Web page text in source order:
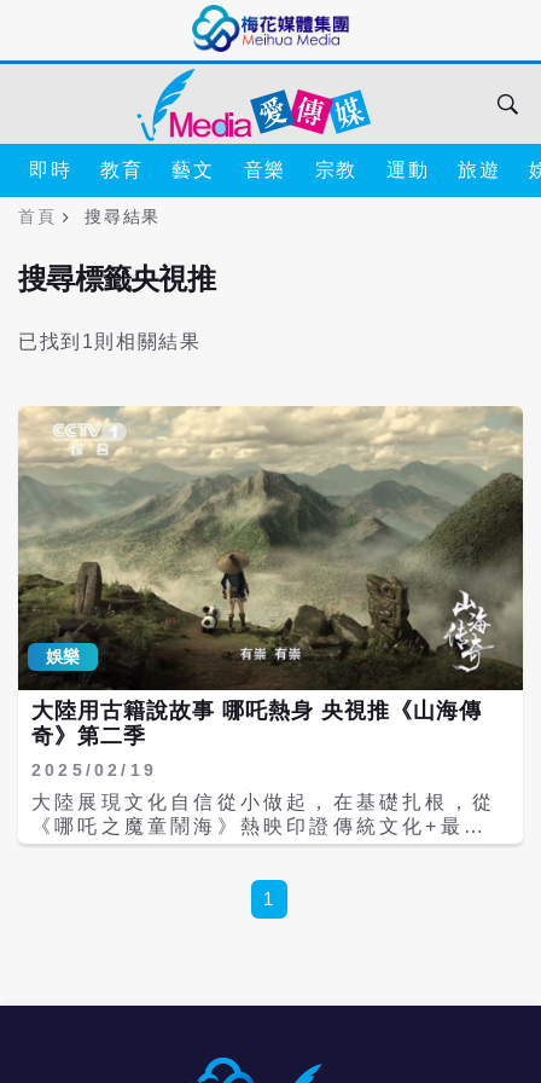
即時 教育 藝文 音樂 宗教 運動 旅遊
首頁 搜尋結果
搜尋標籤央視推
已找到1則相關結果
娛樂
大陸用古籍說故事 哪吒熱身 央視推《山海傳
奇》第二季
2025/02/19
大陸展現文化自信從小做起，在基礎扎根，從
《哪吒之魔童鬧海》熱映印證傳統文化+最新
技術+動畫表達的魅力。大陸國漫熱再次火
綜合頻道策劃的52集上古神話動畫片《山海傳
取材自《山海經》《史記》《尚書禹貢》等文
1